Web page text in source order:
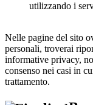
utilizzando i
Nelle pagine del sito
personali, troverai
informative privacy,
consenso nei casi in
trattamento.